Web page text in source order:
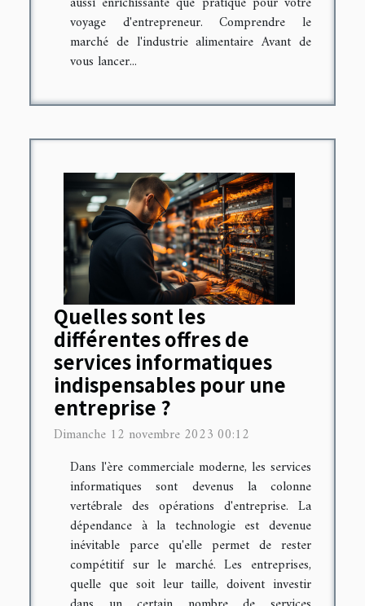
voyage d'entrepreneur. Comprendre le
marché de l'industrie alimentaire Avant de
vous lancer...
Quelles sont les
différentes offres de
services informatiques
indispensables pour une
entreprise ?
Dimanche 12 novembre 2023 00:12
Dans l'ère commerciale moderne, les services
informatiques sont devenus la colonne
vertébrale des opérations d'entreprise. La
dépendance à la technologie est devenue
inévitable parce qu'elle permet de rester
compétitif sur le marché. Les entreprises,
quelle que soit leur taille, doivent investir